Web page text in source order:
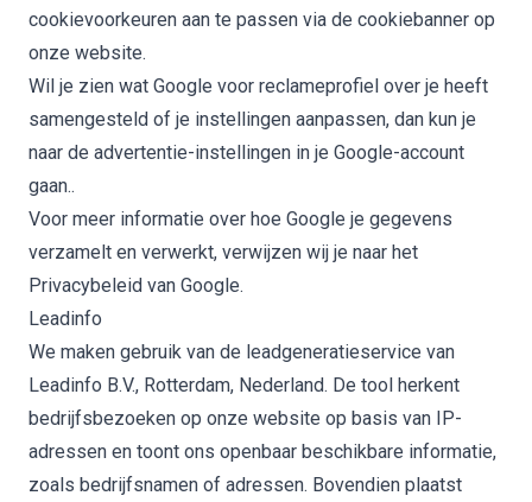
cookievoorkeuren aan te passen via de cookiebanner op
onze website.
Wil je zien wat Google voor reclameprofiel over je heeft
samengesteld of je instellingen aanpassen, dan kun je
naar de advertentie-instellingen in je Google-account
gaan..
Voor meer informatie over hoe Google je gegevens
verzamelt en verwerkt, verwijzen wij je naar het
Privacybeleid van Google.
Leadinfo
We maken gebruik van de leadgeneratieservice van
Leadinfo B.V., Rotterdam, Nederland. De tool herkent
bedrijfsbezoeken op onze website op basis van IP-
adressen en toont ons openbaar beschikbare informatie,
zoals bedrijfsnamen of adressen. Bovendien plaatst